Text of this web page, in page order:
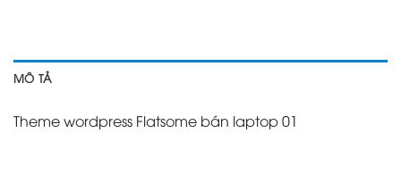
MÔ TẢ
Theme wordpress Flatsome bán laptop 01